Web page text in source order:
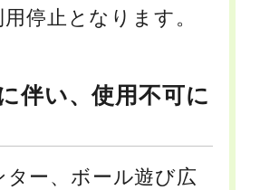
停止となります。
伴い、使用不可に
ー、ボール遊び広